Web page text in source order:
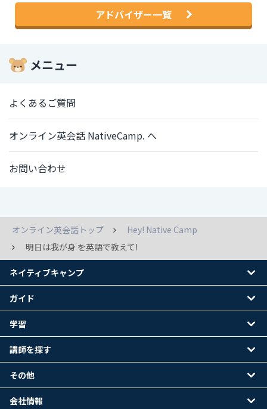
アドバイザー一覧
メニュー
よくあるご質問
オンライン英会話 NativeCamp. へ
お問い合わせ
オンライン英会話トップ
Hey! Native Camp
明日は我が身 を英語で教えて!
ネイティブキャンプ
ガイド
学習
講師を探す
その他
会社情報